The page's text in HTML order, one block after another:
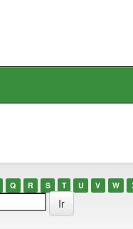
Q R S T U V W